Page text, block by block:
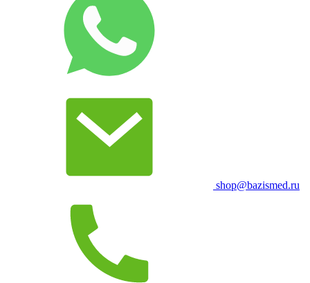
shop@bazismed.ru